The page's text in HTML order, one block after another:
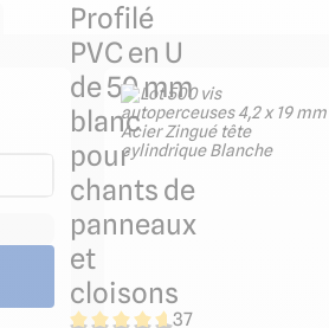
Profilé
PVC en U
de 50 mm
blanc
pour
chants de
panneaux
et
cloisons
37